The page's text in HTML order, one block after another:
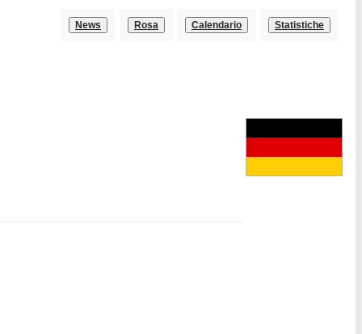
News Rosa Calendario Statistiche